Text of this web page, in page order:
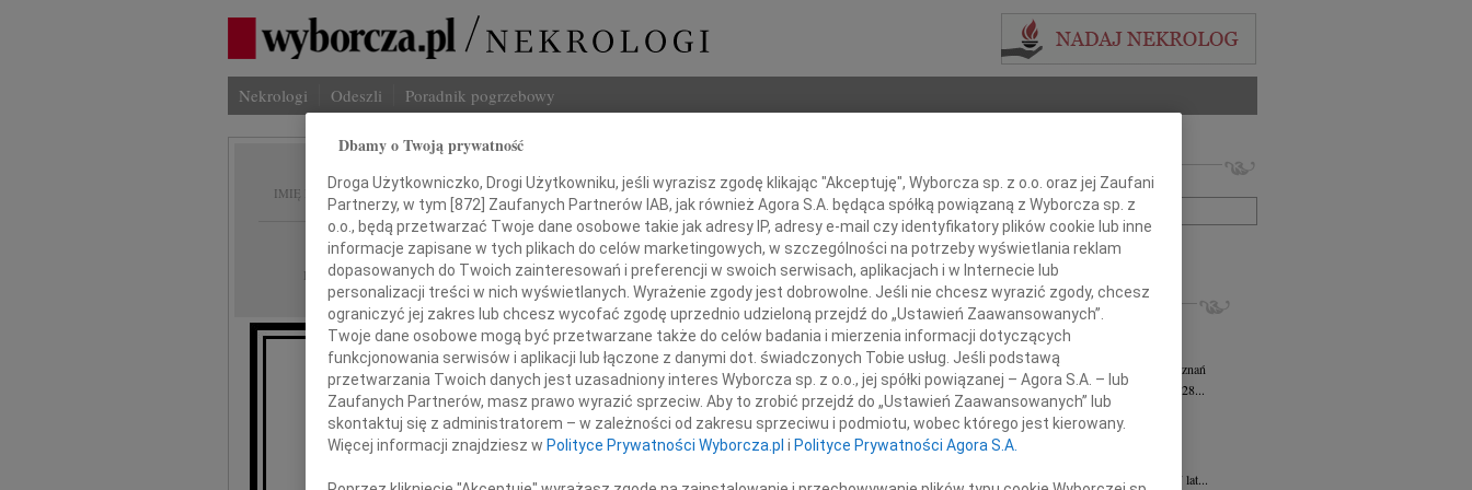
Nekrologi Odeszli Poradnik pogrzebowy
IMIĘ I NAZWISKO: Mieczysław Góra
REGION: Poznań
DATA EMISJI: 22.04.2011
W dniu 17 kwietnia 2011 roku w wieku 88 lat zmarł
Imię i nazwisko lub numer ogłoszenia:
+ szukanie zaawansowane
INNE NEKROLOGI
Tadeusz Kotłowski 05.08.2026
Z ogromnym żalem i bólem w sercu...
Krystyna Kowandywiek: 93
Poznań
Z głębokim żalem zawiadamiamy, że w dniu 28...
Krystyna Janowicz
24.07.2026
"Pan jest Pasterzem moim, niczego mi nie...
Zbigniew Zygmunt
W dniu 9 lipca 2026 roku, zmarł w wieku 87 lat...
Dbamy o Twoją prywatność
Droga Użytkowniczko, Drogi Użytkowniku, jeśli wyrazisz zgodę klikając "Akceptuję", Wyborcza sp. z o.o. oraz jej Zaufani
Partnerzy, w tym [872] Zaufanych Partnerów IAB, jak również Agora S.A. będąca spółką powiązaną z Wyborcza sp. z
o.o., będą przetwarzać Twoje dane osobowe takie jak adresy IP, adresy e-mail czy identyfikatory plików cookie lub inne
informacje zapisane w tych plikach do celów marketingowych, w szczególności na potrzeby wyświetlania reklam
dopasowanych do Twoich zainteresowań i preferencji w swoich serwisach, aplikacjach i w Internecie lub
personalizacji treści w nich wyświetlanych. Wyrażenie zgody jest dobrowolne. Jeśli nie chcesz wyrazić zgody, chcesz
ograniczyć jej zakres lub chcesz wycofać zgodę uprzednio udzieloną przejdź do „Ustawień Zaawansowanych”.
Twoje dane osobowe mogą być przetwarzane także do celów badania i mierzenia informacji dotyczących
funkcjonowania serwisów i aplikacji lub łączone z danymi dot. świadczonych Tobie usług. Jeśli podstawą
przetwarzania Twoich danych jest uzasadniony interes Wyborcza sp. z o.o., jej spółki powiązanej – Agora S.A. – lub
Zaufanych Partnerów, masz prawo wyrazić sprzeciw. Aby to zrobić przejdź do „Ustawień Zaawansowanych” lub
skontaktuj się z administratorem – w zależności od zakresu sprzeciwu i podmiotu, wobec którego jest kierowany.
Więcej informacji znajdziesz w Polityce Prywatności Wyborcza.pl i Polityce Prywatności Agora S.A.